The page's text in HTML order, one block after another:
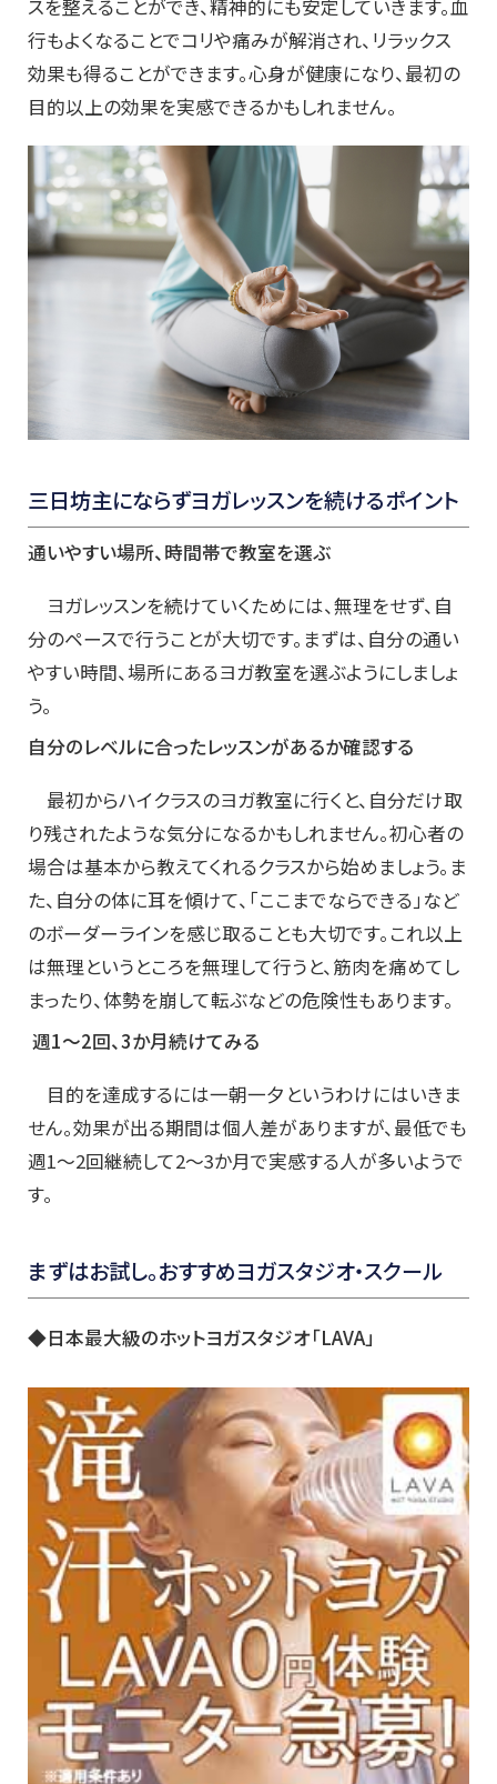
スを整えることができ、精神的にも安定していきます。血
行もよくなることでコリや痛みが解消され、リラックス
効果も得ることができます。心身が健康になり、最初の
目的以上の効果を実感できるかもしれません。
三日坊主にならずヨガレッスンを続けるポイント
通いやすい場所、時間帯で教室を選ぶ
ヨガレッスンを続けていくためには、無理をせず、自
分のペースで行うことが大切です。まずは、自分の通い
やすい時間、場所にあるヨガ教室を選ぶようにしましょ
う。
自分のレベルに合ったレッスンがあるか確認する
最初からハイクラスのヨガ教室に行くと、自分だけ取
り残されたような気分になるかもしれません。初心者の
場合は基本から教えてくれるクラスから始めましょう。ま
た、自分の体に耳を傾けて、「ここまでならできる」など
のボーダーラインを感じ取ることも大切です。これ以上
は無理というところを無理して行うと、筋肉を痛めてし
まったり、体勢を崩して転ぶなどの危険性もあります。
週1～2回、3か月続けてみる
目的を達成するには一朝一夕というわけにはいきま
せん。効果が出る期間は個人差がありますが、最低でも
週1～2回継続して2～3か月で実感する人が多いようで
す。
まずはお試し。おすすめヨガスタジオ・スクール
◆日本最大級のホットヨガスタジオ「LAVA」